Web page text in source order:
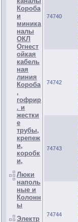
Короба
и
миника
налы
ОКЛ
Огнест
ойкая
кабель
ная
линия
Короба
,
гофрир
. и
жестки
е
трубы,
крепеж
и,
коробк
и,
Люки
наполь
ные и
Колонн
ы
Электр
74740
74742
74743
74744